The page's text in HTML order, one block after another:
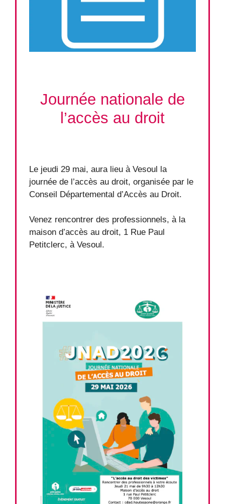
Journée nationale de
l’accès au droit
Le jeudi 29 mai, aura lieu à Vesoul la
journée de l’accès au droit, organisée par le
Conseil Départemental d’Accès au Droit.
Venez rencontrer des professionnels, à la
maison d’accès au droit, 1 Rue Paul
Petitclerc, à Vesoul.